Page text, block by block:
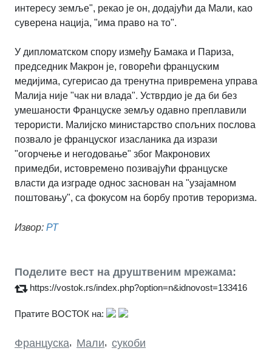
интересу земље", рекао је он, додајући да Мали, као
суверена нација, "има право на то".
У дипломатском спору између Бамака и Париза,
председник Макрон је, говорећи француским
медијима, сугерисао да тренутна привремена управа
Малија није "чак ни влада". Устврдио је да би без
умешаности Француске земљу одавно преплавили
терористи. Малијско министарство спољних послова
позвало је француског изасланика да изрази
"огорчење и негодовање" због Макронових
примедби, истовремено позивајући француске
власти да изграде однос заснован на "узајамном
поштовању", са фокусом на борбу против тероризма.
Извор: РТ
Поделите вест на друштвеним мрежама:
https://vostok.rs/index.php?option=n&idnovost=133416
Пратите ВОСТОК на:
Француска, Мали, сукоби